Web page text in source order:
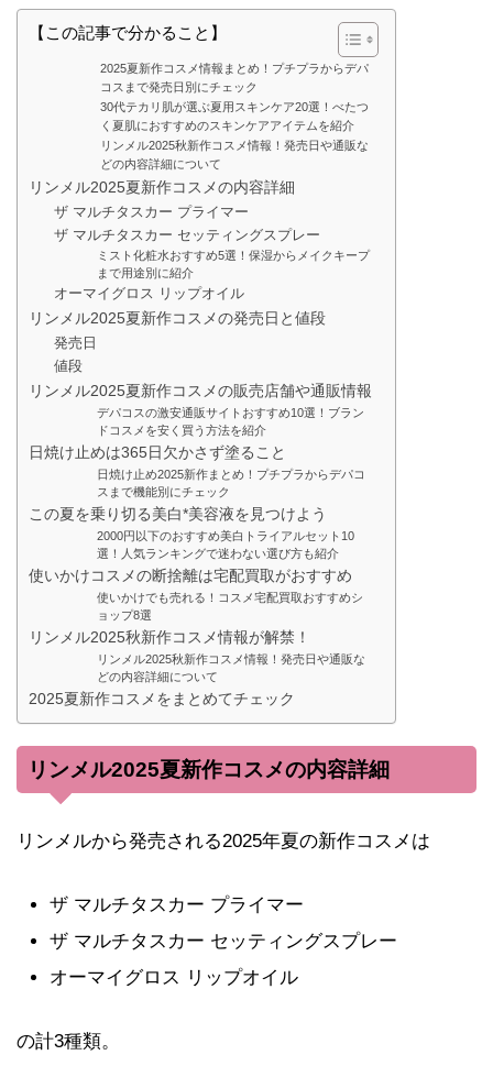
【この記事で分かること】
2025夏新作コスメ情報まとめ！プチプラからデパ
コスまで発売日別にチェック
30代テカリ肌が選ぶ夏用スキンケア20選！べたつ
く夏肌におすすめのスキンケアアイテムを紹介
リンメル2025秋新作コスメ情報！発売日や通販な
どの内容詳細について
リンメル2025夏新作コスメの内容詳細
ザ マルチタスカー プライマー
ザ マルチタスカー セッティングスプレー
ミスト化粧水おすすめ5選！保湿からメイクキープ
まで用途別に紹介
オーマイグロス リップオイル
リンメル2025夏新作コスメの発売日と値段
発売日
値段
リンメル2025夏新作コスメの販売店舗や通販情報
デパコスの激安通販サイトおすすめ10選！ブラン
ドコスメを安く買う方法を紹介
日焼け止めは365日欠かさず塗ること
日焼け止め2025新作まとめ！プチプラからデパコ
スまで機能別にチェック
この夏を乗り切る美白*美容液を見つけよう
2000円以下のおすすめ美白トライアルセット10
選！人気ランキングで迷わない選び方も紹介
使いかけコスメの断捨離は宅配買取がおすすめ
使いかけでも売れる！コスメ宅配買取おすすめシ
ョップ8選
リンメル2025秋新作コスメ情報が解禁！
リンメル2025秋新作コスメ情報！発売日や通販な
どの内容詳細について
2025夏新作コスメをまとめてチェック
リンメル2025夏新作コスメの内容詳細
リンメルから発売される2025年夏の新作コスメは
ザ マルチタスカー プライマー
ザ マルチタスカー セッティングスプレー
オーマイグロス リップオイル
の計3種類。